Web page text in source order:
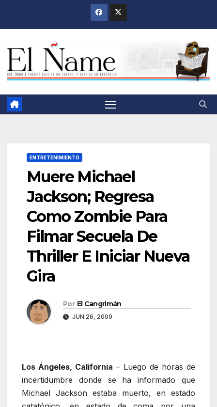
ENTRETENIMIENTO
Muere Michael
Jackson; Regresa
Como Zombie Para
Filmar Secuela De
Thriller E Iniciar Nueva
Gira
Por El Cangrimán
JUN 26, 2009
Los Ángeles, California – Luego de horas de
incertidumbre donde se ha informado que
Michael Jackson estaba muerto, en estado